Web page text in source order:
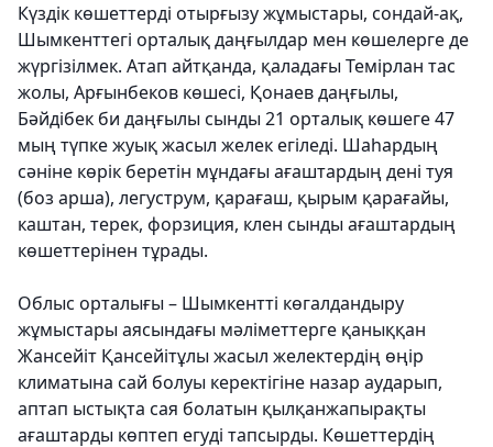
Күздік көшеттерді отырғызу жұмыстары, сондай-ақ,
Шымкенттегі орталық даңғылдар мен көшелерге де
жүргізілмек. Атап айтқанда, қаладағы Темірлан тас
жолы, Арғынбеков көшесі, Қонаев даңғылы,
Бәйдібек би даңғылы сынды 21 орталық көшеге 47
мың түпке жуық жасыл желек егіледі. Шаһардың
сәніне көрік беретін мұндағы ағаштардың дені туя
(боз арша), легуструм, қарағаш, қырым қарағайы,
каштан, терек, форзиция, клен сынды ағаштардың
көшеттерінен тұрады.
Облыс орталығы – Шымкентті көгалдандыру
жұмыстары аясындағы мәліметтерге қаныққан
Жансейіт Қансейітұлы жасыл желектердің өңір
климатына сай болуы керектігіне назар аударып,
аптап ыстықта сая болатын қылқанжапырақты
ағаштарды көптеп егуді тапсырды. Көшеттердің